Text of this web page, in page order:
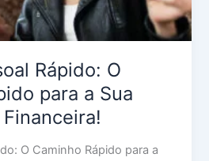
Rápido: O
para a Sua
O Caminho Rápido para a